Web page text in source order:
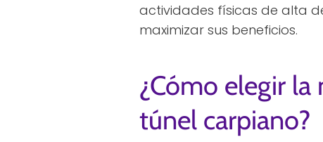
actividades físicas de alta
maximizar sus beneficios.
¿Cómo elegir
túnel carpiano?